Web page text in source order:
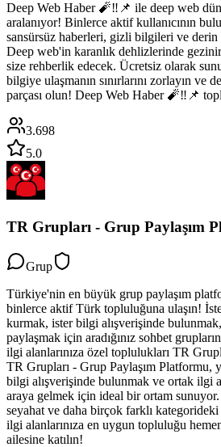
Deep Web Haber 🧨‼️📌 ile deep web
aralanıyor! Binlerce aktif kullanıcının
sansürsüz haberleri, gizli bilgileri ve derin
Deep web'in karanlık dehlizlerinde
size rehberlik edecek. Ücretsiz olarak
bilgiye ulaşmanın sınırlarını zorlayın ve
parçası olun! Deep Web Haber 🧨‼️📌
3.698
5.0
TR Grupları - Grup Paylaşım
Grup
Türkiye'nin en büyük grup paylaşım
binlerce aktif Türk topluluğuna ulaşın!
kurmak, ister bilgi alışverişinde
paylaşmak için aradığınız sohbet
ilgi alanlarınıza özel toplulukları TR
TR Grupları - Grup Paylaşım Platformu,
bilgi alışverişinde bulunmak ve ortak ilgi
araya gelmek için ideal bir ortam
seyahat ve daha birçok farklı
ilgi alanlarınıza en uygun topluluğu
ailesine katılın!